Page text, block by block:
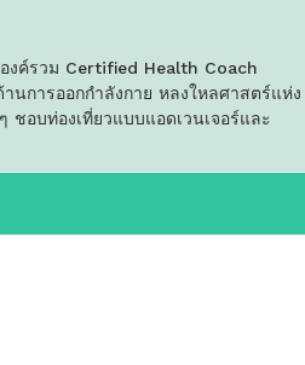
ค์รวม Certified Health Coach
การออกกำลังกาย หลงใหลศาสตร์แห่ง
อบท่องเที่ยวแบบแอดเวนเจอร์และ